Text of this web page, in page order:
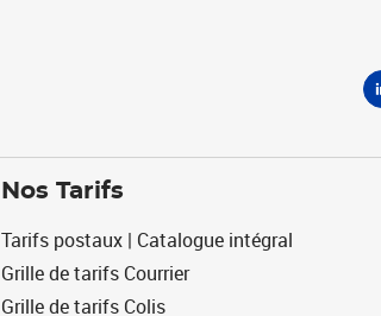
Nos Tarifs
Tarifs postaux | Catalogue intégral
Grille de tarifs Courrier
Grille de tarifs Colis